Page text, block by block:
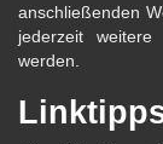
anschließenden
jederzeit
werden.